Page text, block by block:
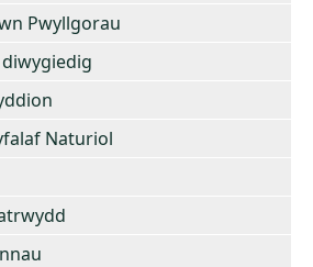
Pwyllgorau
Naturiol